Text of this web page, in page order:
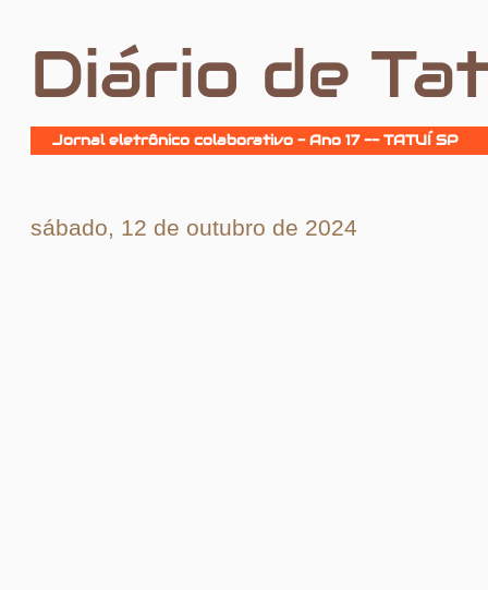
Diário de
Jornal eletrônico colaborativo - Ano 17 -- TATUÍ SP
sábado, 12 de outubro de 2024